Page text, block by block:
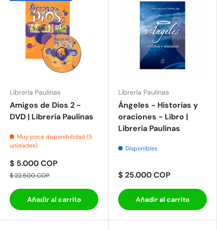
Librería Paulinas
Amigos de Dios 2 -
DVD | Librería Paulinas
Muy poca disponibilidad (5
unidades)
$ 5.000 COP
$ 22.500 COP
Añadir al carrito
Librería Paulinas
Ángeles - Historias y
oraciones - Libro |
Librería Paulinas
Disponibles
$ 25.000 COP
Añadir al carrito